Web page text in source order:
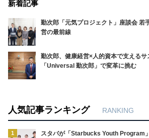
新着記事
勤次郎「元気プロジェクト」座談会 若
営の最前線
勤次郎、健康経営×人的資本で支えるサ
「Universal 勤次郎」で変革に挑む
人気記事ランキング RANKING
1
スタバが「Starbucks Youth Program